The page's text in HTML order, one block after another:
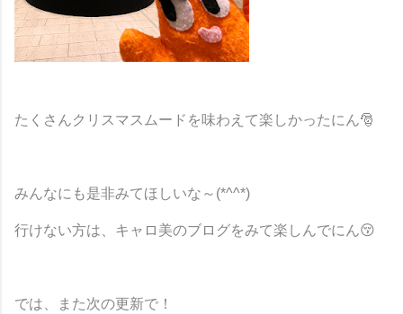
たくさんクリスマスムードを味わえて楽しかったにん🎅
みんなにも是非みてほしいな～(*^^*)
行けない方は、キャロ美のブログをみて楽しんでにん😚
では、また次の更新で！